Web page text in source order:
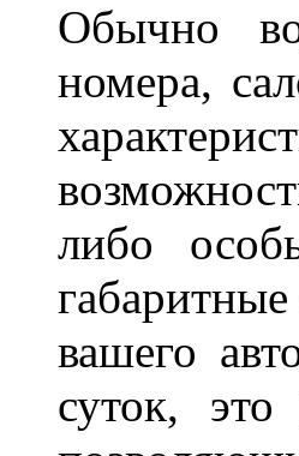
Обычно
номера,
либо
вашего
суток,